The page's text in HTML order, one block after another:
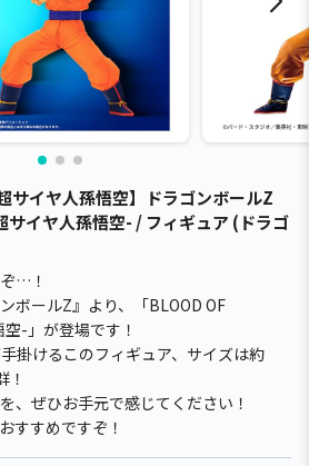
サイヤ人孫悟空】ドラゴンボールZ
サイヤ人孫悟空- / フィギュア (ドラゴ
…！
ボールZ』より、「BLOOD OF
-」が登場です！
掛けるこのフィギュア、サイズは約
、ぜひお手元で感じてください！
すすめですぞ！